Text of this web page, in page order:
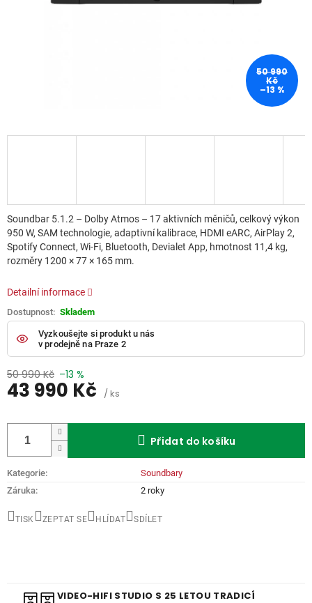
50 990
Kč
–13 %
Vyzkoušejte si produkt u nás
v prodejně na Praze 2
50 990 Kč –13 %
43 990 Kč / ks
cena:
Skladem
Kategorie:
Soundbary
Záruka: 2 roky
Přidat do košíku
Soundbar 5.1.2 – Dolby Atmos – 17 aktivních měničů, celkový výkon
950 W, SAM technologie, adaptivní kalibrace, HDMI eARC, AirPlay 2,
Spotify Connect, Wi-Fi, Bluetooth, Devialet App, hmotnost 11,4 kg,
rozměry 1200 × 77 × 165 mm.
Detailní informace
TISK ZEPTAT SE HLÍDAT SDÍLET
VIDEO-HIFI STUDIO S 25 LETOU TRADICÍ